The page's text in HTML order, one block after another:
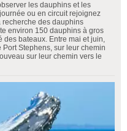
les dauphins et les
ou en circuit rejoignez
recherche des dauphins
environ 150 dauphins à gros
des bateaux. Entre mai et juin,
Stephens, sur leur chemin
sur leur chemin vers le